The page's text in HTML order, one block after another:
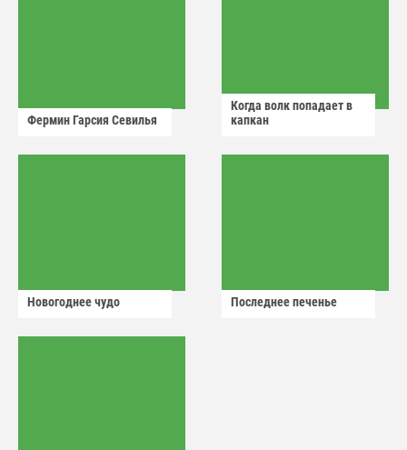
Фермин Гарсия Севилья
Когда волк попадает в
капкан
Новогоднее чудо Последнее печенье